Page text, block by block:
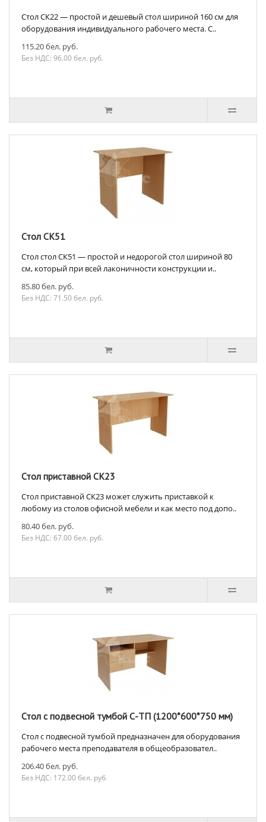
Стол СК22 — простой и дешевый стол шириной 160 см для
оборудования индивидуального рабочего места. С..
115.20 бел. руб.
Без НДС: 96.00 бел. руб.
Стол СК51
Стол стол СК51 — простой и недорогой стол шириной 80
см, который при всей лаконичности конструкции и..
85.80 бел. руб.
Без НДС: 71.50 бел. руб.
Стол приставной СК23
Стол приставной СК23 может служить приставкой к
любому из столов офисной мебели и как место под допо..
80.40 бел. руб.
Без НДС: 67.00 бел. руб.
Стол с подвесной тумбой С-ТП (1200*600*750 мм)
Стол с подвесной тумбой предназначен для оборудования
рабочего места преподавателя в общеобразовател..
206.40 бел. руб.
Без НДС: 172.00 бел. руб.